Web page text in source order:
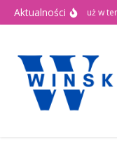
Przejdź do treści
Aktualności
🎉 Dni Wińska 2026 już w